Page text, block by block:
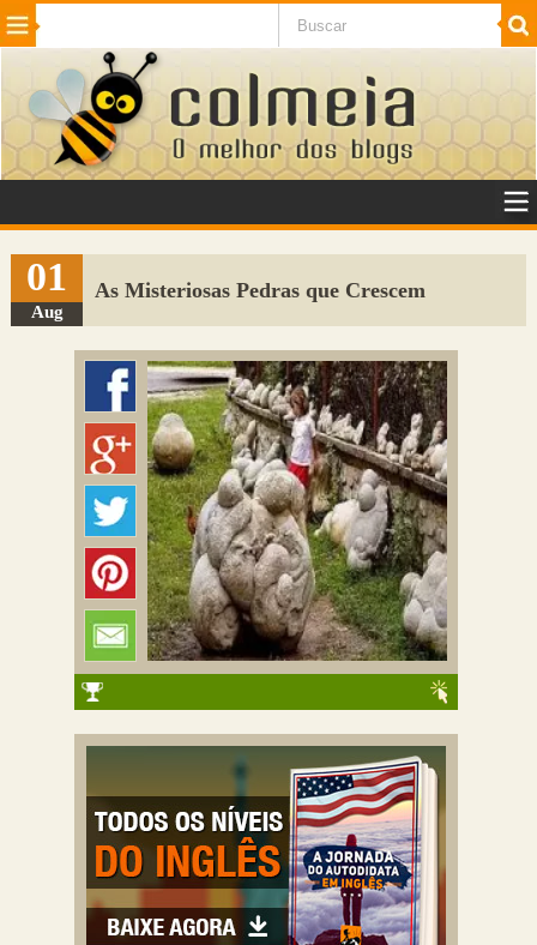
Beleza Cinema e TV
Internet Jogos NotÃ­cias SaÃºde
VeÃ­culos Adulto
Sugerir Link
Adicionar Blog
Colmeia Exchange
Perguntas Frequentes
01
Aug
As Misteriosas Pedras que Crescem